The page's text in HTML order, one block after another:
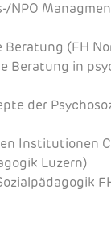
NPO
Beratung (FH
Beratung in
der
Institutionen
Luzern)